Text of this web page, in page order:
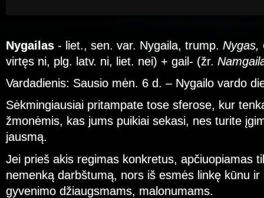
Nygailas - liet., sen. var. Nygaila, trump. Nygas,
virtęs ni, plg. latv. ni, liet. nei) + gail- (žr.
Vardadienis: Sausio mėn. 6 d. – Nygailo vardo
Sėkmingiausiai pritampate tose sferose, kur
žmonėmis, kas jums puikiai sekasi, nes turite
jausmą.
Jei prieš akis regimas konkretus, apčiuopiamas
nemenką darbštumą, nors iš esmės linkę kūnu ir
gyvenimo džiaugsmams, malonumams.